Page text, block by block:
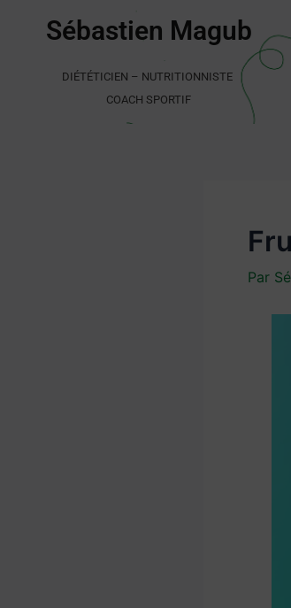
Sébastien Magub
DIÉTÉTICIEN – NUTRITIONNISTE
COACH SPORTIF
Par